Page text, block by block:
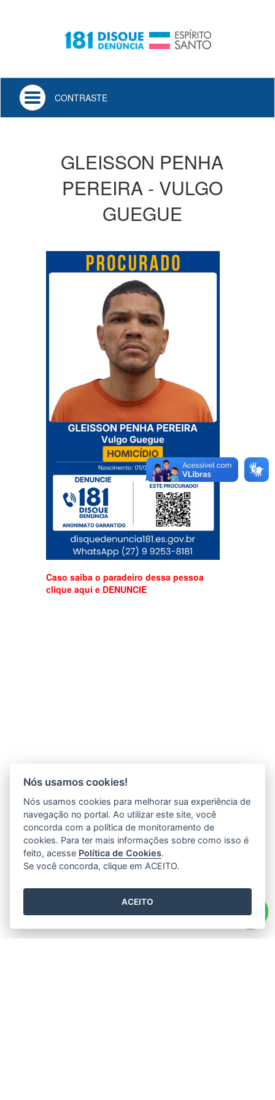
Toggle
navigation
CONTRASTE
GLEISSON PENHA
PEREIRA - VULGO
GUEGUE
Caso saiba o paradeiro dessa pessoa
clique aqui e DENUNCIE
Nós usamos cookies!
Nós usamos cookies para melhorar sua experiência de
navegação no portal. Ao utilizar este site, você
concorda com a política de monitoramento de
cookies. Para ter mais informações sobre como isso é
feito, acesse Política de Cookies.
Se você concorda, clique em ACEITO.
ACEITO